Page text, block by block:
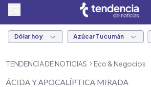
Dólar hoy Azúcar Tucumán
TENDENCIA DE NOTICIAS Eco & Negocios
ÁCIDA Y APOCALÍPTICA MIRADA